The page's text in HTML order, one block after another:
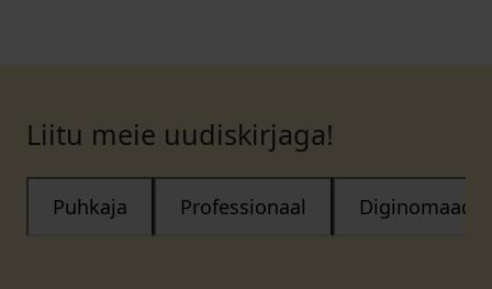
Liitu meie uudiskirjaga!
Puhkaja Professionaal Diginomaad